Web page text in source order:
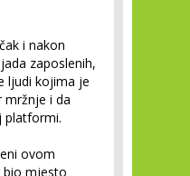
i nakon
zaposlenih,
ljudi kojima je
mržnje i da
platformi.
ovom
mjesto